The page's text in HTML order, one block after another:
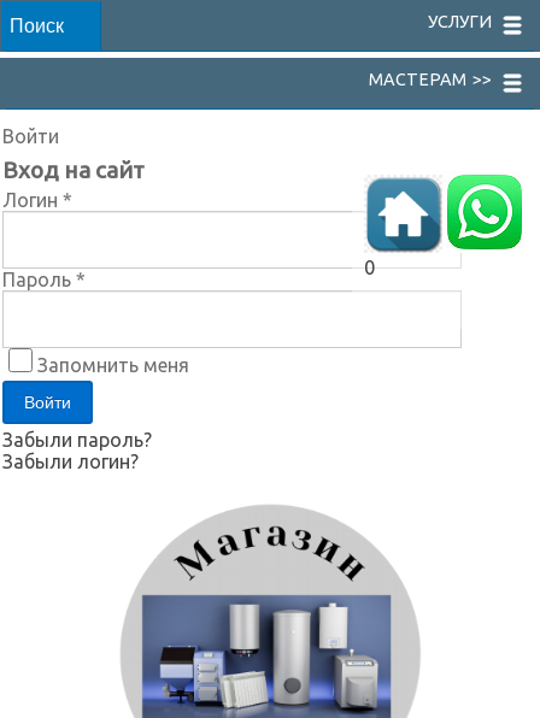
УСЛУГИ
МАСТЕРАМ >>
0
Войти
Вход на сайт
Логин *
Пароль *
Запомнить меня
Забыли пароль?
Забыли логин?